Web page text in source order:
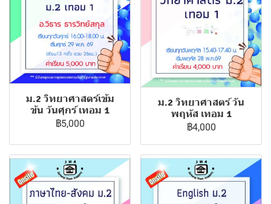
ม.2 วิทยาศาสตร์เข้ม
ข้น วันศุกร์ เทอม 1
฿5,000
ม.2 วิทยาศาสตร์ วัน
พฤหัส เทอม 1
฿4,000